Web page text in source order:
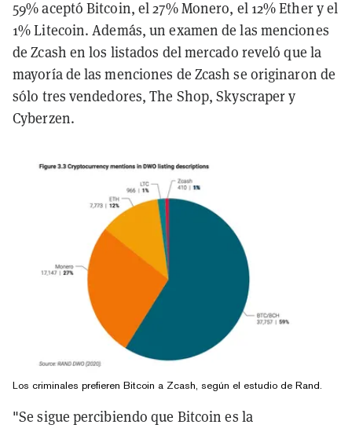
59% aceptó Bitcoin, el 27% Monero, el 12% Ether y el
1% Litecoin. Además, un examen de las menciones
de Zcash en los listados del mercado reveló que la
mayoría de las menciones de Zcash se originaron de
sólo tres vendedores, The Shop, Skyscraper y
Cyberzen.
Los criminales prefieren Bitcoin a Zcash, según el estudio de Rand.
"Se sigue percibiendo que Bitcoin es la